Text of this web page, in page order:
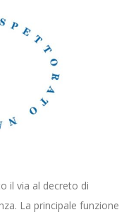
il via al decreto di
La principale funzione